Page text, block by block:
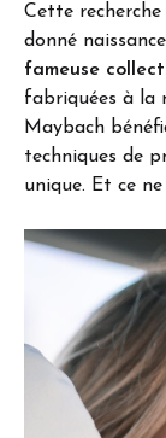
Cette
donné
fameuse
fabriquées à la
Maybach
techniques de
unique. Et ce